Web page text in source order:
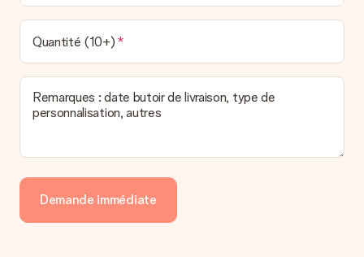
Quantité (10+)
Remarques : date butoir de livraison, type de
personnalisation, autres
Demande immédiate